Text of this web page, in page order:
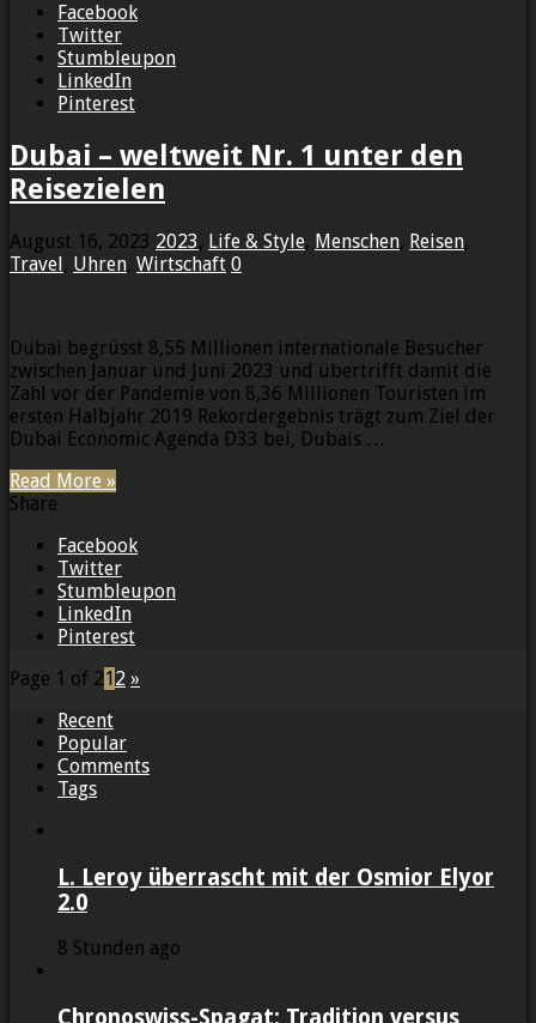
Facebook
Twitter
Stumbleupon
LinkedIn
Pinterest
Dubai – weltweit Nr. 1 unter den
Reisezielen
August 16, 2023 2023, Life & Style, Menschen, Reisen,
Travel, Uhren, Wirtschaft 0
Dubai begrüsst 8,55 Millionen internationale Besucher
zwischen Januar und Juni 2023 und übertrifft damit die
Zahl vor der Pandemie von 8,36 Millionen Touristen im
ersten Halbjahr 2019 Rekordergebnis trägt zum Ziel der
Dubai Economic Agenda D33 bei, Dubais …
Read More »
Share
Facebook
Twitter
Stumbleupon
LinkedIn
Pinterest
Page 1 of 212 »
Recent
Popular
Comments
Tags
L. Leroy überrascht mit der Osmior Elyor
2.0
8 Stunden ago
Chronoswiss-Spagat: Tradition versus